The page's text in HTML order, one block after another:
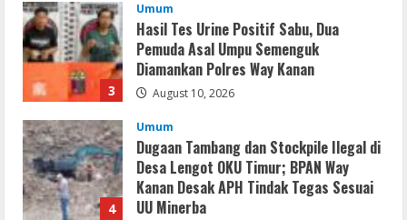
3
Umum
Hasil Tes Urine Positif Sabu, Dua
Pemuda Asal Umpu Semenguk
Diamankan Polres Way Kanan
August 10, 2026
4
Umum
Dugaan Tambang dan Stockpile Ilegal di
Desa Lengot OKU Timur; BPAN Way
Kanan Desak APH Tindak Tegas Sesuai
UU Minerba